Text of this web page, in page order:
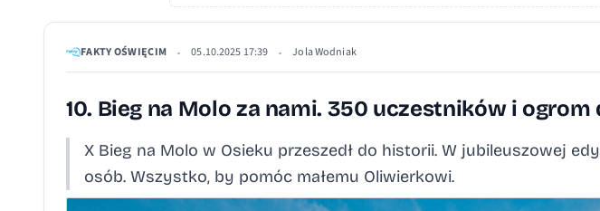
FAKTY OŚWIĘCIM • 05.10.2025 17:39 • Jola Wodniak
10. Bieg na Molo za nami. 350 uczestników i ogrom
X Bieg na Molo w Osieku przeszedł do historii. W jubileuszowej
osób. Wszystko, by pomóc małemu Oliwierkowi.